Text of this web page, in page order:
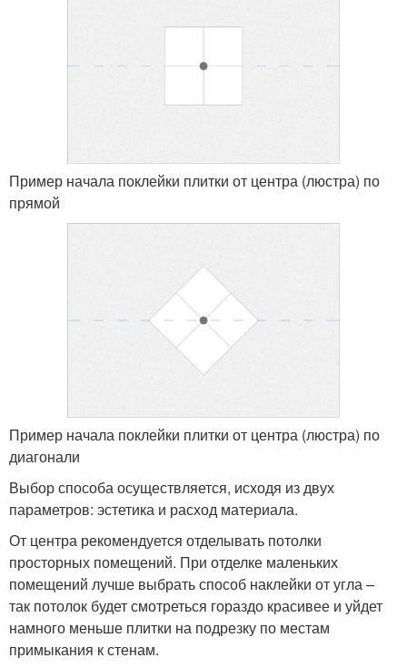
Пример начала поклейки плитки от центра (люстра) по
прямой
Пример начала поклейки плитки от центра (люстра) по
диагонали
Выбор способа осуществляется, исходя из двух
параметров: эстетика и расход материала.
От центра рекомендуется отделывать потолки
просторных помещений. При отделке маленьких
помещений лучше выбрать способ наклейки от угла –
так потолок будет смотреться гораздо красивее и уйдет
намного меньше плитки на подрезку по местам
примыкания к стенам.